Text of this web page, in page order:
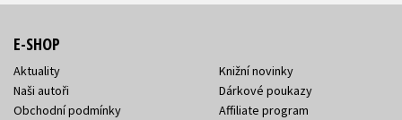
E-SHOP
Aktuality
Naši autoři
Obchodní podmínky
Knižní novinky
Dárkové poukazy
Affiliate program